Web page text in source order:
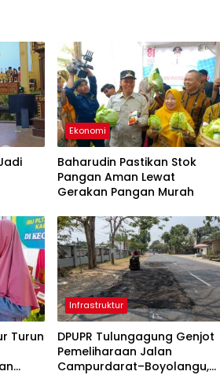
Ekonomi
Baharudin Pastikan Stok
Pangan Aman Lewat
Gerakan Pangan Murah
Turun
Infrastruktur
DPUPR Tulungagung Genjot
Pemeliharaan Jalan
Campurdarat–Boyolangu,